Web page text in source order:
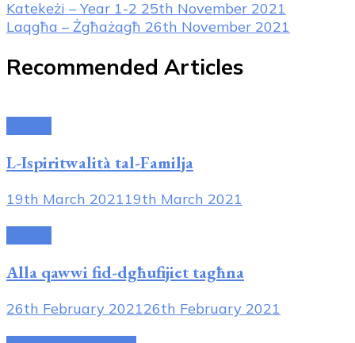
Post
Navigation
Katekeżi – Year 1-2 25th November 2021
Laqgħa – Żgħażagħ 26th November 2021
Recommended Articles
L-Ispiritwalità tal-Familja
19th March 202119th March 2021
Alla qawwi fid-dgħufijiet tagħna
26th February 202126th February 2021